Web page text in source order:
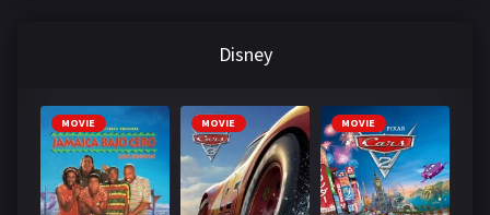
Disney
MOVIE MOVIE MOVIE